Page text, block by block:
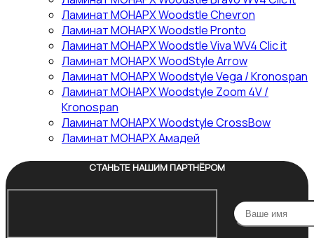
Ламинат МОНАРХ Woodstle Chevron
Ламинат МОНАРХ Woodstle Pronto
Ламинат МОНАРХ Woodstle Viva WV4 Clic it
Ламинат МОНАРХ WoodStyle Arrow
Ламинат МОНАРХ Woodstyle Vega / Kronospan
Ламинат МОНАРХ Woodstyle Zoom 4V /
Kronospan
Ламинат МОНАРХ Woodstyle СrossBow
Ламинат МОНАРХ Амадей
СТАНЬТЕ НАШИМ ПАРТНЁРОМ